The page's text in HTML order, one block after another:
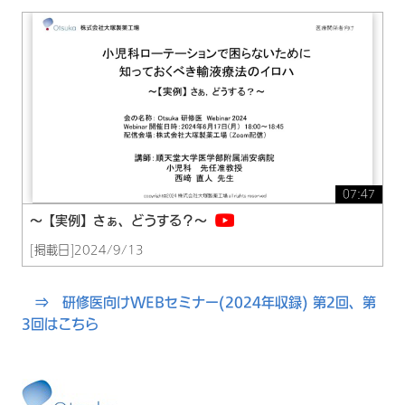
07:47
～【実例】さぁ、どうする？～
[掲載日]2024/9/13
⇒ 研修医向けWEBセミナー(2024年収録) 第2回、第
3回はこちら